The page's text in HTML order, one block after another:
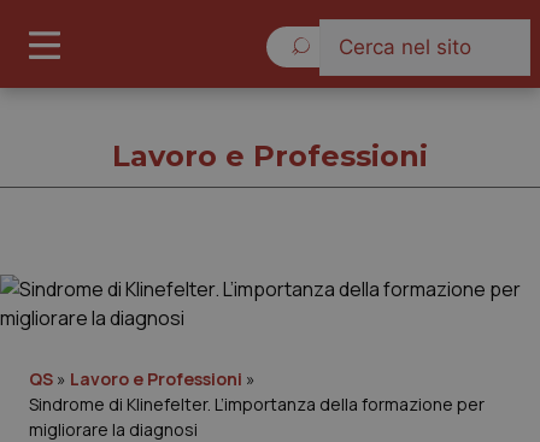
Governo e Parlamento
Lavoro e Professioni
QS » Lavoro e Professioni »
Sindrome di Klinefelter. L’importanza della formazione per
migliorare la diagnosi